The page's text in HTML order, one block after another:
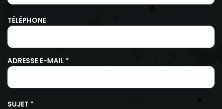
TÉLÉPHONE
ADRESSE E-MAIL *
SUJET *